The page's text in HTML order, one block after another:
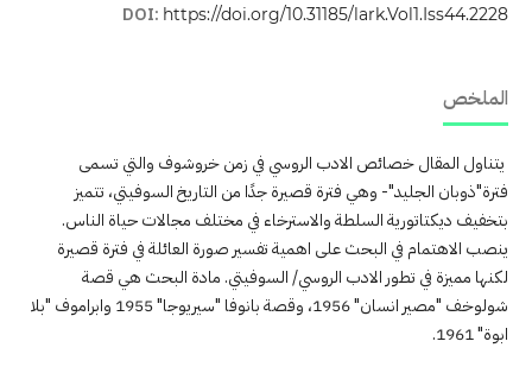
DOI:https://doi.org/10.31185/
خصائص الادب الروسي في زمن خروشوف والتي تسمى
وهي فترة قصيرة جدًا من التاريخ السوفيتي، تتميز
السلطة والاسترخاء في مختلف مجالات حياة الناس.
البحث على اهمية تفسير صورة العائلة في فترة قصيرة
تطور الادب الروسي/ السوفيتي. مادة البحث هي قصة
شولوخف "مصير انسان" 1956، وقصة بانوفا "سيريوجا" 1955 وابراموف "بلا